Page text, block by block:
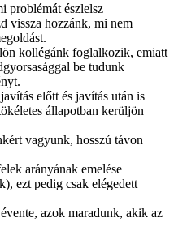
problémát észlelsz
vissza hozzánk, mi nem
kollégánk foglalkozik, emiatt
be tudunk
előtt és javítás után is
állapotban kerüljön
vagyunk, hosszú távon
arányának emelése
ezt pedig csak elégedett
azok maradunk, akik az